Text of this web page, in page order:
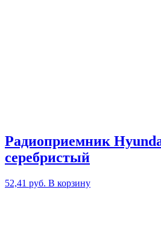
Радиоприемник
серебристый
52,41 руб. В корзину